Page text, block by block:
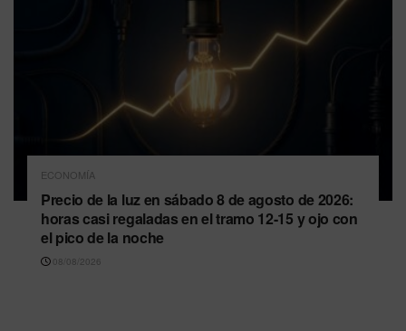
ECONOMÍA
Precio de la luz en sábado 8 de agosto de 2026:
horas casi regaladas en el tramo 12-15 y ojo con
el pico de la noche
08/08/2026